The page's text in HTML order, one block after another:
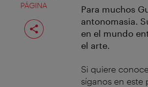
PÁGINA
Compartir
página
Para muchos
antonomasia.
en el mundo
el arte.
Si quiere
síganos en este